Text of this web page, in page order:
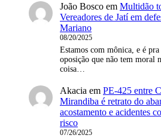
João Bosco em Multidão
Vereadores de Jatí em
Mariano
08/20/2025
Estamos com mônica, e é
oposição que não tem moral
coisa…
Akacia em PE-425 entre
Mirandiba é retrato do
acostamento e acidentes
risco
07/26/2025